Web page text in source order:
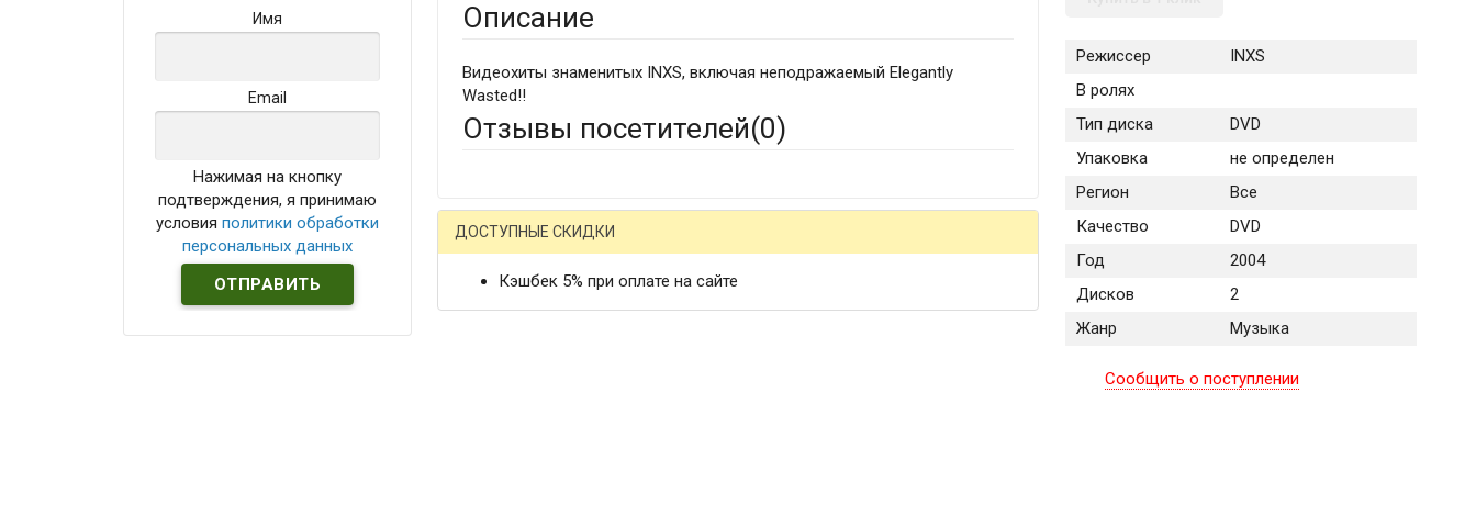
Имя
Email
Нажимая на кнопку
подтверждения, я принимаю
условияполитики обработки
персональных данных
Режиссер
INXS
В ролях
Тип диска
DVD
Упаковка
не определен
Регион
Все
Качество
DVD
Год
2004
Дисков
2
Жанр
Музыка
Сообщить о поступлении
Описание
Видеохиты знаменитых INXS, включая неподражаемый Elegantly
Wasted!!
Отзывы посетителей(0)
ДОСТУПНЫЕ СКИДКИ
Кэшбек 5% при оплате на сайте